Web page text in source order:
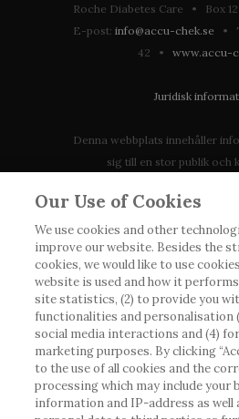
Roche Diabetes Care • Box
E-post: info@accu-chek.se •
42 • www.accu-
Juridisk
Denna webbplats innehåller
sig till en stor publik och
tillgänglig eller giltig i ditt land.
att vi inte tar något ansvar
eventuellt inte uppfyller
process, förordning,
landet där du
Roche har inte alltid möjlighet
andras inlägg, men kommer att
eller olämpliga inlägg i
ansvar för innehållet på
Our Use of Cookies
We use cookies and other
improve our website. Besides the
cookies, we would like to use
website is used and how it
site statistics, (2) to provide you
functionalities and personalisation
social media interactions and (4)
marketing purposes. By clicking
to the use of all cookies and the
processing which may include your
information and IP-address as well